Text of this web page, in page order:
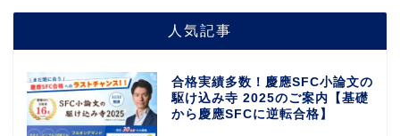
人気記事
合格実績多数！慶應SFC小論文の
駆け込み寺 2025のご案内【基礎
から慶應SFCに逆転合格】